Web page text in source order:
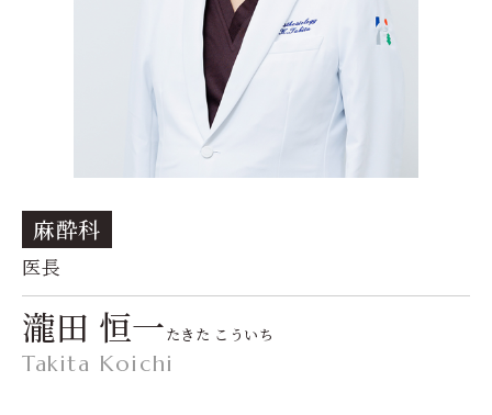
麻酔科
医長
瀧田 恒一たきた こういち
Takita Koichi